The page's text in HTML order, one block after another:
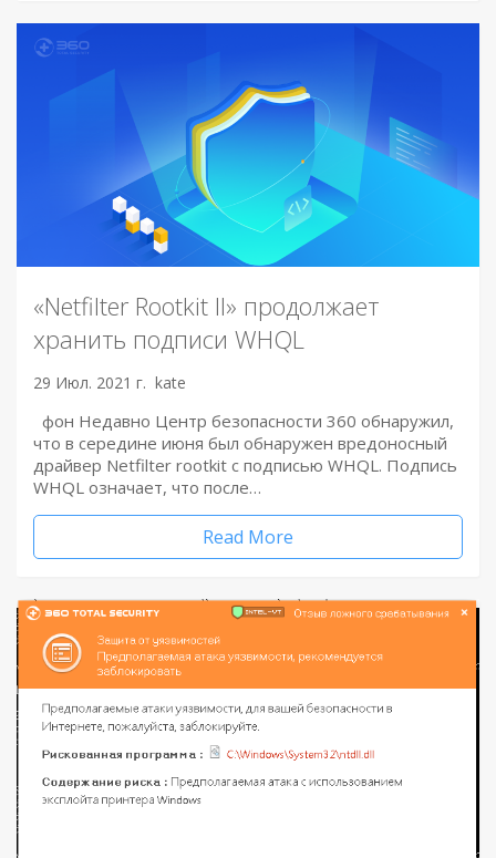
«Netfilter Rootkit II» продолжает
хранить подписи WHQL
29 Июл. 2021 г. kate
фон Недавно Центр безопасности 360 обнаружил,
что в середине июня был обнаружен вредоносный
драйвер Netfilter rootkit с подписью WHQL. Подпись
WHQL означает, что после…
Read More